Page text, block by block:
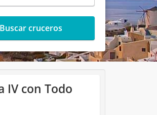
Buscar cruceros
IV con Todo